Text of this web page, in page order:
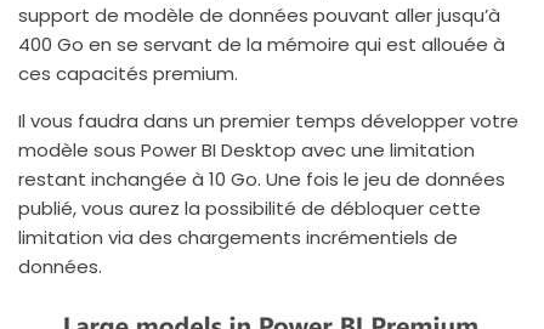
support de modèle de données pouvant aller jusqu’à
400 Go en se servant de la mémoire qui est allouée à
ces capacités premium.
Il vous faudra dans un premier temps développer votre
modèle sous Power BI Desktop avec une limitation
restant inchangée à 10 Go. Une fois le jeu de données
publié, vous aurez la possibilité de débloquer cette
limitation via des chargements incrémentiels de
données.